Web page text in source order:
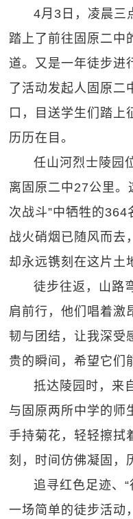
4月3日，凌晨三
踏上了前往固原二中
道。又是一年徒步进
了活动发起人固原二
口，目送学生们踏上
历历在目。
任山河烈士陵园
离固原二中27公里。
次战斗”中牺牲的
战火硝烟已随风而去
却永远镌刻在这片土
徒步往返，山路
肩前行，他们唱着激
韧与团结，让我深受
贵的瞬间，希望它们
抵达陵园时，来
与固原两所中学的师
手持菊花，轻轻擦拭
刻，时间仿佛凝固，
追寻红色足迹、
一场简单的徒步活动